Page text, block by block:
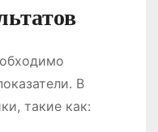
В
такие как: